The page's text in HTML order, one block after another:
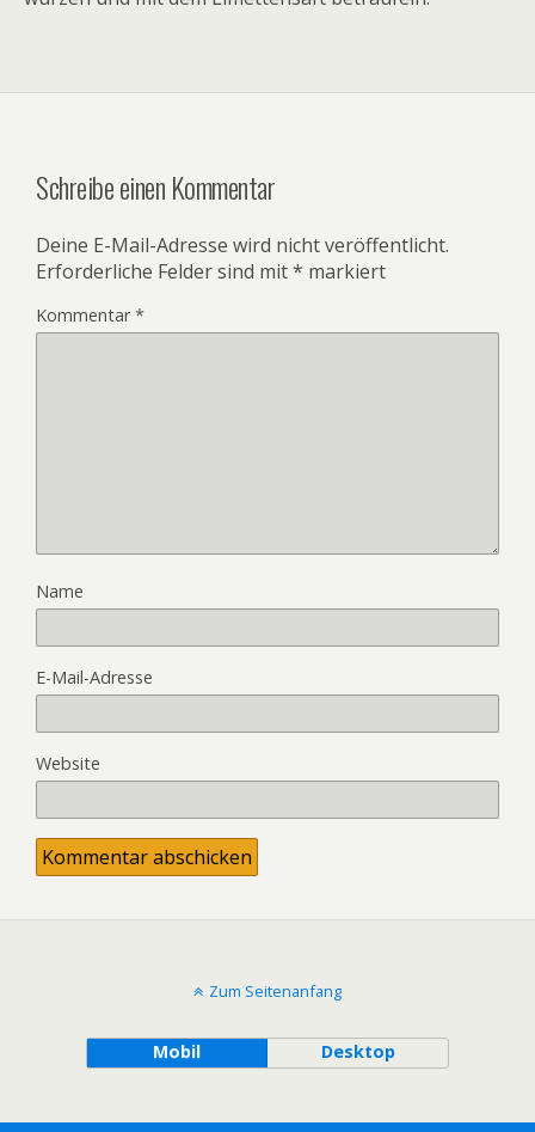
Schreibe einen Kommentar
Deine E-Mail-Adresse wird nicht veröffentlicht.
Erforderliche Felder sind mit* markiert
Kommentar*
Name
E-Mail-Adresse
Website
Zum Seitenanfang
Mobil Desktop